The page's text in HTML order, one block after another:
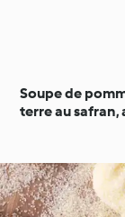
Soupe de
terre au safran,